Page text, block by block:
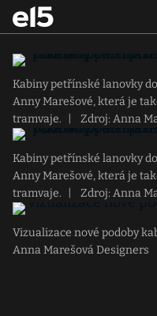
Kabiny petřínské lanovky
Anny Marešové, která je
tramvaje.
Zdroj: Anna
Kabiny petřínské lanovky
Anny Marešové, která je
tramvaje.
Zdroj: Anna
Vizualizace nové podoby
Anna Marešová Designers